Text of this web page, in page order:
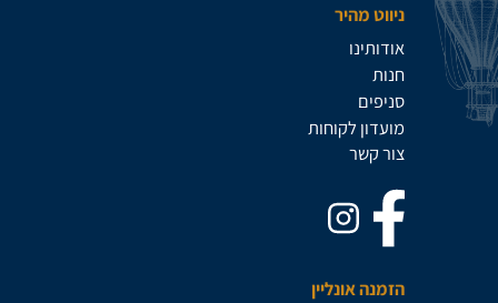
ניווט מהיר
אודותינו
חנות
סניפים
מועדון לקוחות
צור קשר
הזמנה אונליין